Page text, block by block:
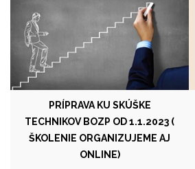
PRÍPRAVA KU SKÚŠKE
TECHNIKOV BOZP OD 1.1.2023 (
ŠKOLENIE ORGANIZUJEME AJ
ONLINE)